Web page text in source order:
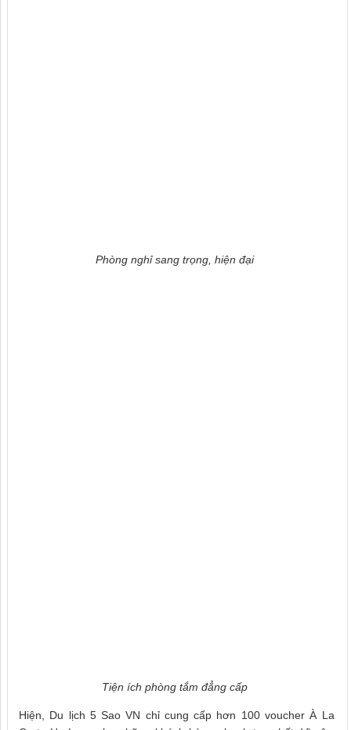
Phòng nghỉ sang trọng, hiện đại
Tiện ích phòng tắm đẳng cấp
Hiện, Du lịch 5 Sao VN chỉ cung cấp hơn 100 voucher À La